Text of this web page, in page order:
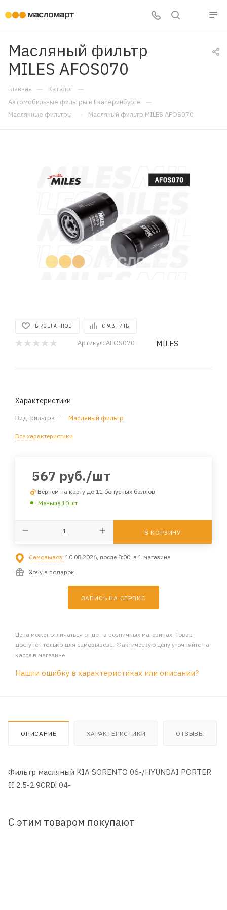
Масляный фильтр
MILES AFOS070
Главная — Каталог —
Автомобильные фильтры в Екатеринбурге —
Маслянные фильтры — Масляный фильтр MILES AFOS070
В ИЗБРАННОЕ СРАВНИТЬ
Артикул: AFOS070 MILES
Характеристики
Вид фильтра — Масляный фильтр
Все характеристики
567 руб./шт
Вернем на карту до 11 бонусных баллов
Меньше 10 шт
В КОРЗИНУ
Самовывоз: 10.08.2026, после 8:00, в 1 магазине
Хочу в подарок
ЗАПИСЬ НА СЕРВИС
Цена может отличаться от цен в розничных магазинах. Товар
доступен только для самовывоза. Фактическую цену уточняйте на
кассе в магазине
Нашли ошибку в характеристиках или описании?
ОПИСАНИЕ ХАРАКТЕРИСТИКИ ОТЗЫВЫ
Фильтр масляный KIA SORENTO 06-/HYUNDAI PORTER
II 2.5-2.9CRDi 04-
С этим товаром покупают